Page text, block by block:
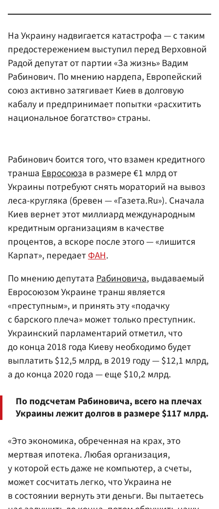
На Украину надвигается катастрофа — с таким
предостережением выступил перед Верховной
Радой депутат от партии «За жизнь» Вадим
Рабинович. По мнению нардепа, Европейский
союз активно затягивает Киев в долговую
кабалу и предпринимает попытки «расхитить
национальное богатство» страны.
Рабинович боится того, что взамен кредитного
траншаЕвросоюза в размере €1 млрд от
Украины потребуют снять мораторий на вывоз
леса-кругляка (бревен — «Газета.Ru»). Сначала
Киев вернет этот миллиард международным
кредитным организациям в качестве
процентов, а вскоре после этого — «лишится
Карпат», передаетФАН.
По мнению депутатаРабиновича, выдаваемый
Евросоюзом Украине транш является
«преступным», и принять эту «подачку
с барского плеча» может только преступник.
Украинский парламентарий отметил, что
до конца 2018 года Киеву необходимо будет
выплатить $12,5 млрд, в 2019 году — $12,1 млрд,
а до конца 2020 года — еще $10,2 млрд.
По подсчетам Рабиновича, всего на плечах
Украины лежит долгов в размере $117 млрд.
«Это экономика, обреченная на крах, это
мертвая ипотека. Любая организация,
у которой есть даже не компьютер, а счеты,
может сосчитать легко, что Украина не
в состоянии вернуть эти деньги. Вы пытаетесь